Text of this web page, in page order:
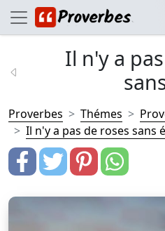
Il n'y a
Proverbes Thémes
Il n'y a pas de roses sans